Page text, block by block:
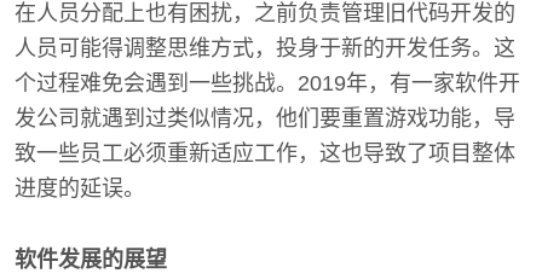
在人员分配上也有困扰，之前负责管理旧代码开发的
人员可能得调整思维方式，投身于新的开发任务。这
个过程难免会遇到一些挑战。2019年，有一家软件开
发公司就遇到过类似情况，他们要重置游戏功能，导
致一些员工必须重新适应工作，这也导致了项目整体
进度的延误。
软件发展的展望